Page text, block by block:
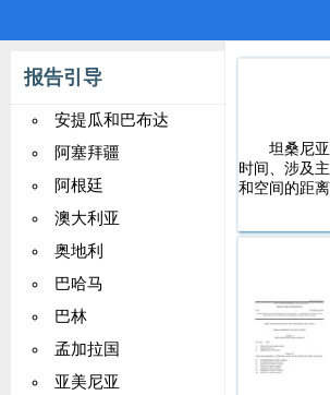
报告引导
安提瓜和巴布达
阿塞拜疆
阿根廷
澳大利亚
奥地利
巴哈马
巴林
孟加拉国
亚美尼亚
坦桑尼
时间、涉及
和空间的距